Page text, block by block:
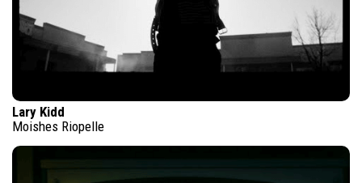
Lary Kidd
Moishes Riopelle